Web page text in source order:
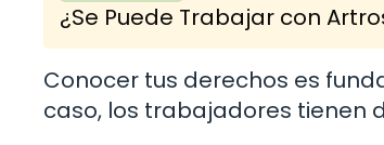
¿Se Puede Trabajar con
Conocer tus derechos es
caso, los trabajadores tienen